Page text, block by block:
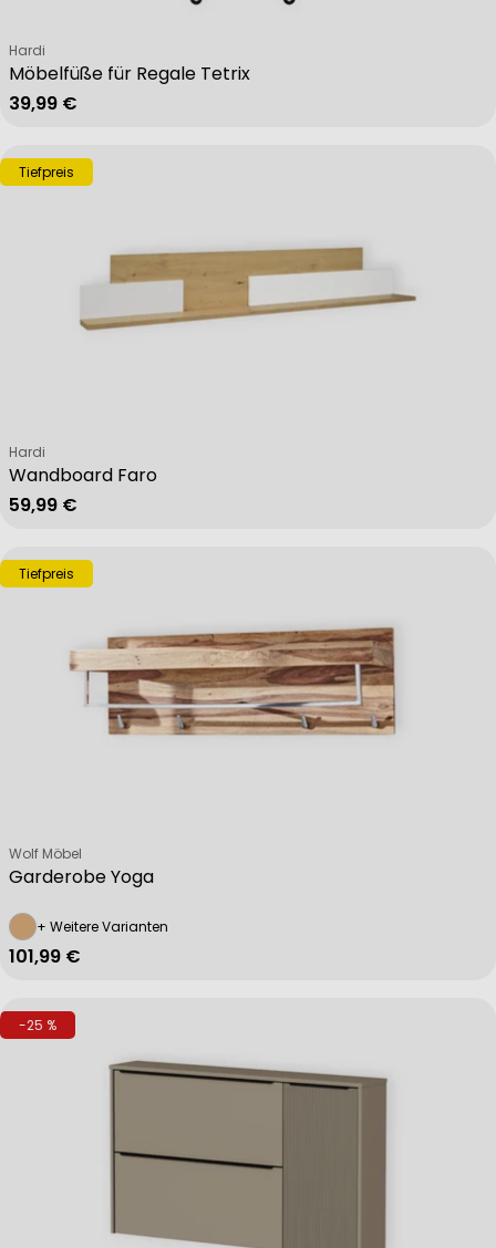
Möbelfüße für Regale Tetrix
Verkäufer:
Hardi
Regulärer Preis
39,99 €
Tiefpreis
Wandboard Faro
Verkäufer:
Hardi
Regulärer Preis
59,99 €
Tiefpreis
Garderobe Yoga
Verkäufer:
Wolf Möbel
+ Weitere Varianten
Regulärer Preis
101,99 €
-25 %